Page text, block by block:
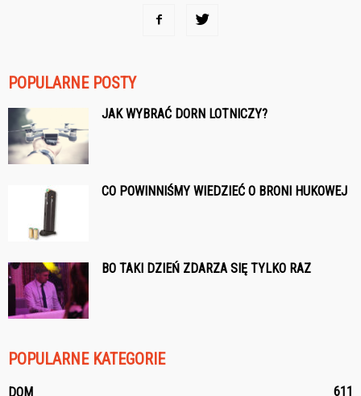
POPULARNE POSTY
JAK WYBRAĆ DORN LOTNICZY?
CO POWINNIŚMY WIEDZIEĆ O BRONI HUKOWEJ
BO TAKI DZIEŃ ZDARZA SIĘ TYLKO RAZ
POPULARNE KATEGORIE
DOM 611